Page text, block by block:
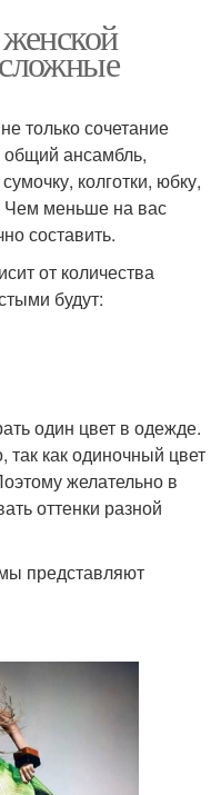
только сочетание
общий ансамбль,
колготки, юбку,
Чем меньше на вас
составить.
от количества
будут:
один цвет в одежде.
так как одиночный цвет
желательно в
оттенки разной
представляют